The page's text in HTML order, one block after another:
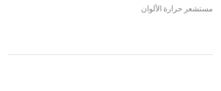
مستشعر حرارة الألوان